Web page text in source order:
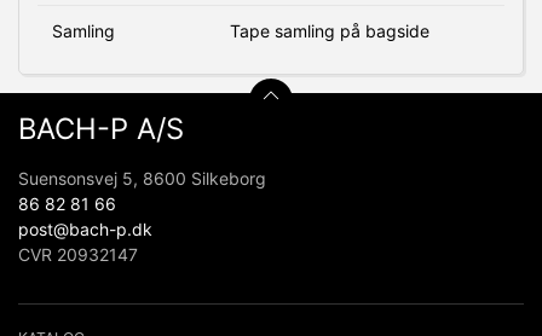
Samling Tape samling på bagside
BACH-P A/S
Suensonsvej 5, 8600 Silkeborg
86 82 81 66
post@bach-p.dk
CVR 20932147